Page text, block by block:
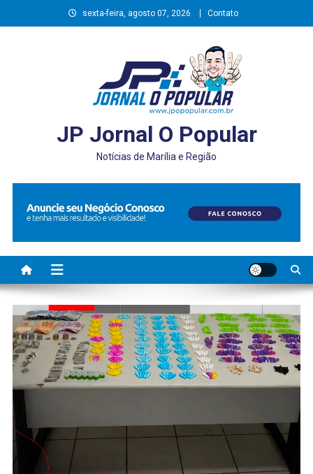
to
sexta-feira, agosto 07, 2026 Contato
JP Jornal O Popular
Notícias de Marília e Região